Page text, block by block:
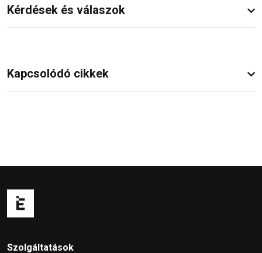
Kérdések és válaszok
Kapcsolódó cikkek
Szolgáltatások